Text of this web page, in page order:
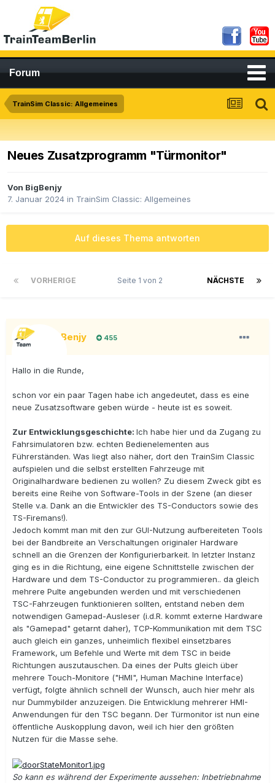
Forum
TrainSim Classic: Allgemeines
Neues Zusatzprogramm "Türmonitor"
Von BigBenjy
7. Januar 2024 in TrainSim Classic: Allgemeines
Auf dieses Thema antworten
VORHERIGE NÄCHSTE
Seite 1 von 2
BigBenjy 455
Hallo in die Runde,
schon vor ein paar Tagen habe ich angedeutet, dass es eine
neue Zusatzsoftware geben würde - heute ist es soweit.
Zur Entwicklungsgeschichte: Ich habe hier und da Zugang zu
Fahrsimulatoren bzw. echten Bedienelementen aus
Führerständen. Was liegt also näher, dort den TrainSim Classic
aufspielen und die selbst erstellten Fahrzeuge mit
Originalhardware bedienen zu wollen? Zu diesem Zweck gibt es
bereits eine Reihe von Software-Tools in der Szene (an dieser
Stelle v.a. Dank an die Entwickler des TS-Conductors sowie des
TS-Firemans!).
Jedoch kommt man mit den zur GUI-Nutzung aufbereiteten Tools
bei der Bandbreite an Verschaltungen originaler Hardware
schnell an die Grenzen der Konfigurierbarkeit. In letzter Instanz
ging es in die Richtung, eine eigene Schnittstelle zwischen der
Hardware und dem TS-Conductor zu programmieren.. da gleich
mehrere Pulte angebunden werden und mit verschiedenen
TSC-Fahrzeugen funktionieren sollten, entstand neben dem
notwendigen Gamepad-Ausleser (i.d.R. kommt externe Hardware
als "Gamepad" getarnt daher), TCP-Kommunikation mit dem TSC
auch gleich ein ganzes, unheimlich flexibel einsetzbares
Framework, um Befehle und Werte mit dem TSC in beide
Richtungen auszutauschen. Da eines der Pults gleich über
mehrere Touch-Monitore ("HMI", Human Machine Interface)
verfügt, folgte ähnlich schnell der Wunsch, auch hier mehr als
nur Dummybilder anzuzeigen. Die Entwicklung mehrerer HMI-
Anwendungen für den TSC begann. Der Türmonitor ist nun eine
öffentliche Auskopplung davon, weil ich hier den größten
Nutzen für die Masse sehe.
So kann es während der Experimente aussehen: Inbetriebnahme